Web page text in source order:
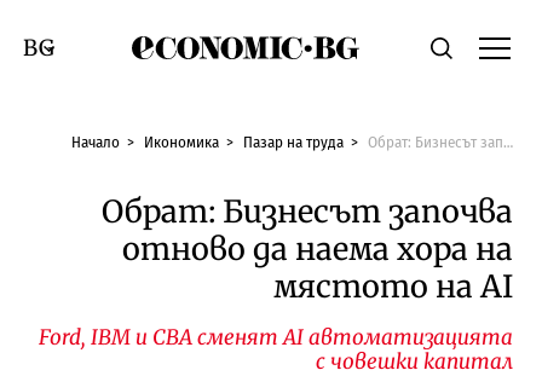
Economic.bgТърсене
Смяна на език
Начало Икономика Пазар на труда Обрат: Бизнесът започва отново да наема хора на мястото на AI
Обрат: Бизнесът започва
отново да наема хора на
мястото на AI
Ford, IBM и CBA сменят AI автоматизацията
с човешки капитал